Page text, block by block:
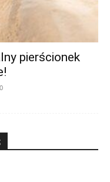
pierścionek